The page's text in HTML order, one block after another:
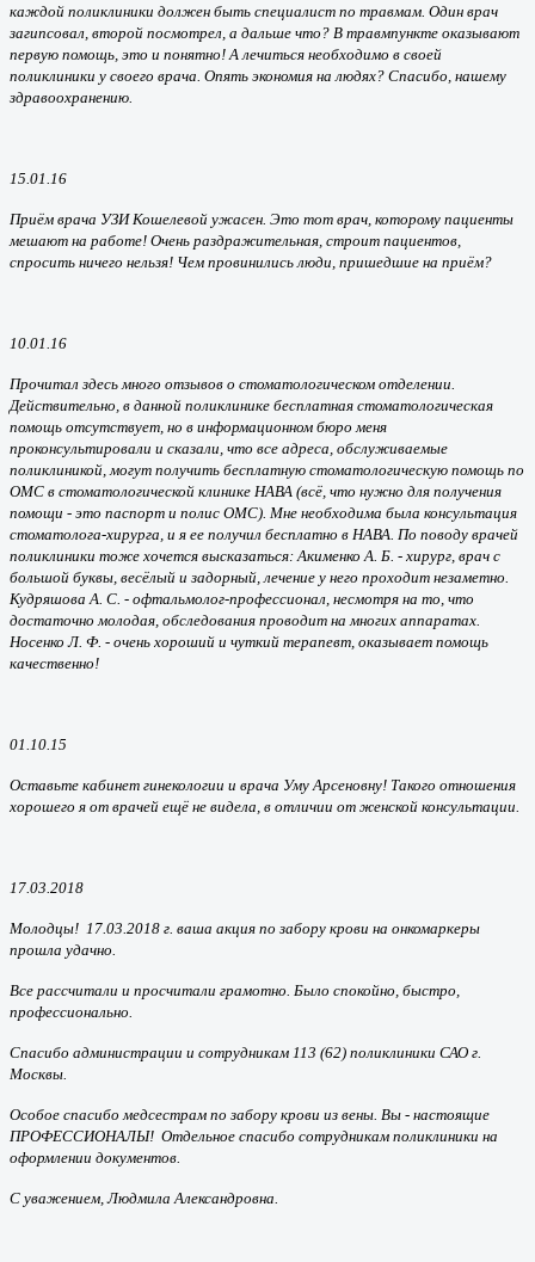
каждой поликлиники должен быть специалист по травмам. Один врач
загипсовал, второй посмотрел, а дальше что? В травмпункте оказывают
первую помощь, это и понятно! А лечиться необходимо в своей
поликлиники у своего врача. Опять экономия на людях? Спасибо, нашему
здравоохранению.
15.01.16
Приём врача УЗИ Кошелевой ужасен. Это тот врач, которому пациенты
мешают на работе! Очень раздражительная, строит пациентов,
спросить ничего нельзя! Чем провинились люди, пришедшие на приём?
10.01.16
Прочитал здесь много отзывов о стоматологическом отделении.
Действительно, в данной поликлинике бесплатная стоматологическая
помощь отсутствует, но в информационном бюро меня
проконсультировали и сказали, что все адреса, обслуживаемые
поликлиникой, могут получить бесплатную стоматологическую помощь по
ОМС в стоматологической клинике НАВА (всё, что нужно для получения
помощи - это паспорт и полис ОМС). Мне необходима была консультация
стоматолога-хирурга, и я ее получил бесплатно в НАВА. По поводу врачей
поликлиники тоже хочется высказаться: Акименко А. Б. - хирург, врач с
большой буквы, весёлый и задорный, лечение у него проходит незаметно.
Кудряшова А. С. - офтальмолог-профессионал, несмотря на то, что
достаточно молодая, обследования проводит на многих аппаратах.
Носенко Л. Ф. - очень хороший и чуткий терапевт, оказывает помощь
качественно!
01.10.15
Оставьте кабинет гинекологии и врача Уму Арсеновну! Такого отношения
хорошего я от врачей ещё не видела, в отличии от женской консультации.
17.03.2018
Молодцы! 17.03.2018 г. ваша акция по забору крови на онкомаркеры
прошла удачно.
Все рассчитали и просчитали грамотно. Было спокойно, быстро,
профессионально.
Спасибо администрации и сотрудникам 113 (62) поликлиники САО г.
Москвы.
Особое спасибо медсестрам по забору крови из вены. Вы - настоящие
ПРОФЕССИОНАЛЫ! Отдельное спасибо сотрудникам поликлиники на
оформлении документов.
С уважением, Людмила Александровна.